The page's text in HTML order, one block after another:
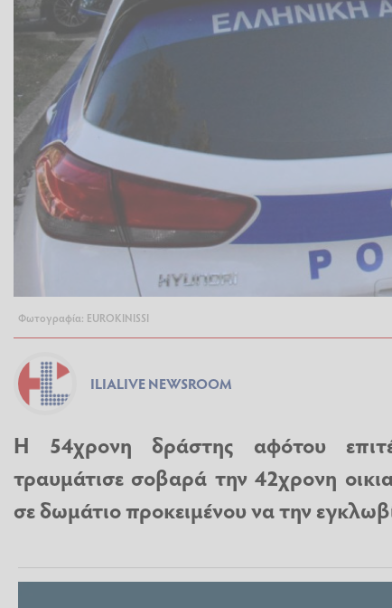
Φωτογραφία: EUROKINISSI
ILIALIVE NEWSROOM
Η 54χρονη δράστης αφότου
τραυμάτισε σοβαρά την 42χρονη
σε δωμάτιο προκειμένου να την